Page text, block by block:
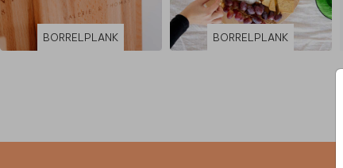
BORRELPLANK BORRELPLANK